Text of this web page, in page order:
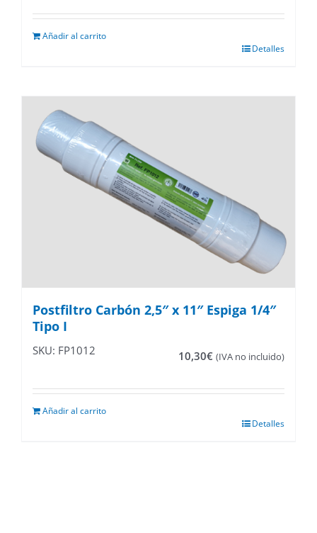
Añadir al carrito
Detalles
Postfiltro Carbón 2,5″ x 11″ Espiga 1/4″
Tipo I
SKU: FP1012 10,30€ (IVA no incluido)
Añadir al carrito
Detalles